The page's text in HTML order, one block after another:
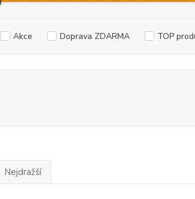
Akce Doprava ZDARMA TOP
Nejdražší